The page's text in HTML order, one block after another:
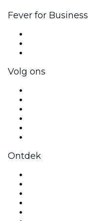
Fever for Business
Volg ons
Ontdek